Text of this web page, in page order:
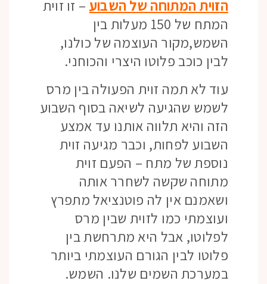
הזוית המתוחה של השבוע – זו זוית
המתח של 150 מעלות בין
השמש,מקור העוצמה של כולנו,
לבין כוכב פלוטו היצרי והכוחני.
עוד לא תמה זוית הפעולה בין מרס
לשמש שהגיעה לשיאה בסוף השבוע
הזה והיא תלווה אותנו עד אמצע
השבוע לפחות, וכבר מגיעה זוית
נוספת של מתח – הפעם זוית
מתוחה שקשה לשחרר אותה
ושאמנם אין לה פוטנציאל מתפרץ
ועוצמתי כמו לזוית שבין מרס
לפלוטו, אבל היא מתרחשת בין
פלוטו לבין הגורם העוצמתי ביותר
במערכת השמים שלנו. השמש.